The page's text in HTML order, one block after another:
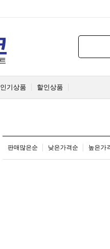
인기상품 할인상품
판매많은순 낮은가격순 높은가